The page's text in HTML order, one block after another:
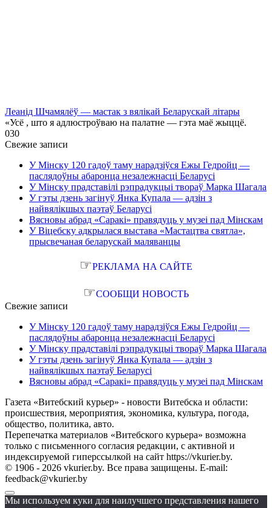
Леанід Шчамялёў — мастак з вялікай Беларускай літары
«Усё , што я адлюстроўваю на палатне — гэта маё жыццё.
030
Свежие записи
У Мінску 120 гадоў таму нарадзіўся Ежы Гедройц —
паслядоўны абаронца незалежнасці Беларусі
У Мінску прадставілі рэпрадукцыі твораў Марка Шагала
У гэты дзень загінуў Янка Купала — адзін з
найвялікшых паэтаў Беларусі
Вясновы абрад «Саракі» правядуць у музеі пад Мінскам
У Віцебску адкрылася выстава «Мастацтва святла»,
прысвечаная беларускай маляванцы
☞РЕКЛАМА НА САЙТЕ
☞СООБЩИ НОВОСТЬ
Свежие записи
У Мінску 120 гадоў таму нарадзіўся Ежы Гедройц —
паслядоўны абаронца незалежнасці Беларусі
У Мінску прадставілі рэпрадукцыі твораў Марка Шагала
У гэты дзень загінуў Янка Купала — адзін з
найвялікшых паэтаў Беларусі
Вясновы абрад «Саракі» правядуць у музеі пад Мінскам
Газета «Витебский курьер» - новости Витебска и области:
происшествия, мероприятия, экономика, культура, погода,
общество, политика, авто.
Перепечатка материалов «Витебского курьера» возможна
только с письменного согласия редакции, с активной и
индексируемой гиперссылкой на сайт https://vkurier.by.
© 1906 - 2026 vkurier.by. Все права защищены. E-mail:
feedback@vkurier.by
Мы используем куки для наилучшего представления нашего